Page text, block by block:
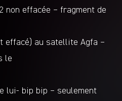
non effacée – fragment de
effacé) au satellite Agfa –
le
lui- bip bip – seulement